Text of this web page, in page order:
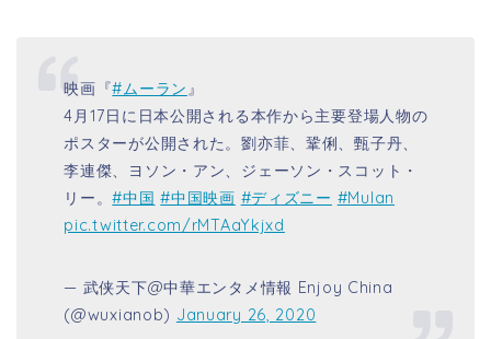
映画『#ムーラン 』
4月17日に日本公開される本作から主要登場人物の
ポスターが公開された。劉亦菲、鞏俐、甄子丹、
李連傑、ヨソン・アン、ジェーソン・スコット・
リー。#中国 #中国映画 #ディズニー #Mulan
pic.twitter.com/rMTAaYkjxd
— 武侠天下@中華エンタメ情報 Enjoy China
(@wuxianob) January 26, 2020